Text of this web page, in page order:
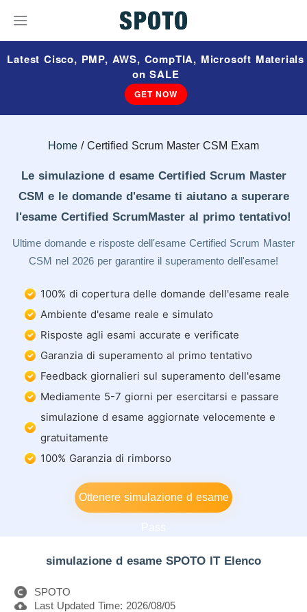
Latest Cisco, PMP, AWS, CompTIA, Microsoft Materials
on SALE
GET NOW
Home Certified Scrum Master CSM Exam
Le simulazione d esame Certified Scrum Master
CSM e le domande d'esame ti aiutano a superare
l'esame Certified ScrumMaster al primo tentativo!
Ultime domande e risposte dell'esame Certified Scrum Master
CSM nel 2026 per garantire il superamento dell'esame!
100% di copertura delle domande dell'esame reale
Ambiente d'esame reale e simulato
Risposte agli esami accurate e verificate
Garanzia di superamento al primo tentativo
Feedback giornalieri sul superamento dell'esame
Mediamente 5-7 giorni per esercitarsi e passare
simulazione d esame aggiornate velocemente e
gratuitamente
100% Garanzia di rimborso
Ottenere simulazione d esame
simulazione d esame SPOTO IT Elenco
SPOTO
Last Updated Time: 2026/08/05